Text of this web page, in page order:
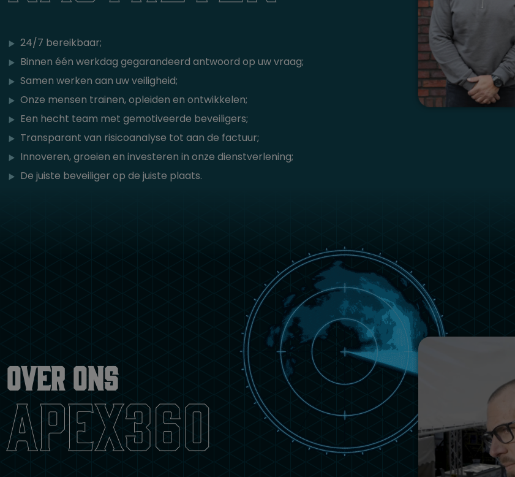
24/7 bereikbaar;
Binnen één werkdag gegarandeerd antwoord op uw vraag;
Samen werken aan uw veiligheid;
Onze mensen trainen, opleiden en ontwikkelen;
Een hecht team met gemotiveerde beveiligers;
Transparant van risicoanalyse tot aan de factuur;
Innoveren, groeien en investeren in onze dienstverlening;
De juiste beveiliger op de juiste plaats.
Over ons
apex360